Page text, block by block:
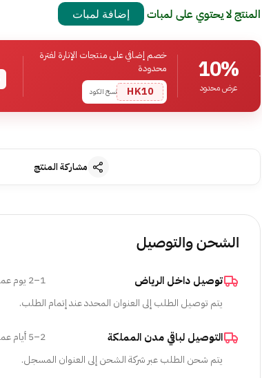
المنتج لا يحتوي على لمبات إضافة لمبات
10%
عرض محدود
خصم إضافي على منتجات الإنارة لفترة
محدودة
HK10 نسخ الكود
مشاركة المنتج
الشحن والتوصيل
توصيل داخل الرياض 1–2 يوم عمل
يتم توصيل الطلب إلى العنوان المحدد عند إتمام الطلب.
التوصيل لباقي مدن المملكة 2–5 أيام عمل
يتم شحن الطلب عبر شركة الشحن إلى العنوان المسجل.